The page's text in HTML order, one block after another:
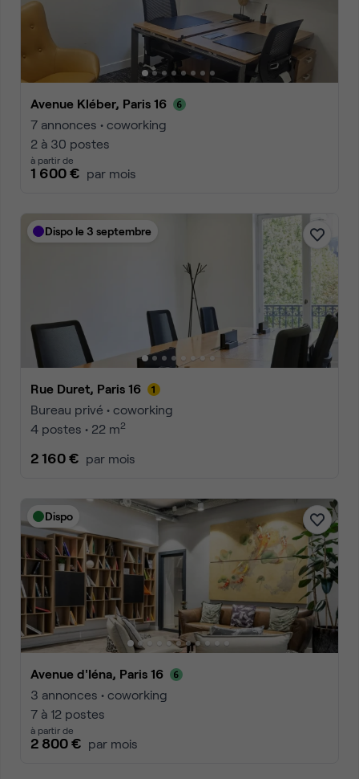
Avenue Kléber, Paris 16
7 annonces • coworking
2 à 30 postes
à partir de
1 600 € par mois
Dispo le 3 septembre
Rue Duret, Paris 16
Bureau privé • coworking
4 postes • 22 m2
2 160 € par mois
Dispo
Avenue d'Iéna, Paris 16
3 annonces • coworking
7 à 12 postes
à partir de
2 800 € par mois